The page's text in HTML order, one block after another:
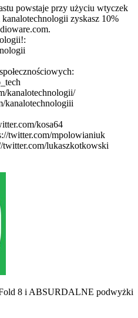
powstaje przy użyciu wtyczek
zyskasz 10%
kanalotechnologii/⁠⁠⁠⁠⁠⁠⁠⁠⁠⁠⁠⁠⁠⁠⁠⁠⁠⁠⁠⁠⁠⁠⁠⁠⁠⁠⁠⁠⁠⁠⁠⁠⁠⁠⁠⁠⁠⁠⁠⁠⁠⁠⁠⁠⁠⁠⁠⁠⁠⁠⁠⁠⁠⁠⁠⁠⁠⁠⁠⁠⁠⁠⁠⁠⁠⁠⁠⁠⁠⁠⁠⁠⁠⁠⁠⁠⁠⁠⁠⁠⁠⁠⁠⁠⁠⁠⁠⁠⁠⁠⁠⁠⁠⁠
kanalotechnologiii⁠⁠⁠⁠⁠⁠⁠⁠⁠⁠⁠⁠⁠⁠⁠⁠⁠⁠⁠⁠⁠⁠⁠⁠⁠⁠⁠⁠⁠⁠⁠⁠⁠⁠⁠⁠⁠⁠⁠⁠⁠⁠⁠⁠⁠⁠⁠⁠⁠⁠⁠⁠⁠⁠⁠⁠⁠⁠⁠⁠⁠⁠⁠⁠⁠⁠⁠⁠⁠⁠⁠⁠⁠⁠⁠⁠⁠⁠⁠⁠⁠⁠⁠⁠⁠⁠⁠⁠⁠⁠⁠⁠⁠⁠
kosa64⁠⁠⁠⁠⁠⁠⁠⁠⁠⁠⁠⁠⁠⁠⁠⁠⁠⁠⁠⁠⁠⁠⁠⁠⁠⁠⁠⁠⁠⁠⁠⁠⁠⁠⁠⁠⁠⁠⁠⁠⁠⁠⁠⁠⁠⁠⁠⁠⁠⁠⁠⁠⁠⁠⁠⁠⁠⁠⁠⁠⁠⁠⁠⁠⁠⁠⁠⁠⁠⁠⁠⁠⁠⁠⁠⁠⁠⁠⁠⁠⁠⁠⁠⁠⁠⁠⁠⁠⁠⁠⁠⁠⁠⁠
twitter.com/mpolowianiuk⁠⁠⁠⁠⁠⁠⁠⁠⁠⁠⁠⁠⁠⁠⁠⁠⁠⁠⁠⁠⁠⁠⁠⁠⁠⁠⁠⁠⁠⁠⁠⁠⁠⁠⁠⁠⁠⁠⁠⁠⁠⁠⁠⁠⁠⁠⁠⁠⁠⁠⁠⁠⁠⁠⁠⁠⁠⁠⁠⁠⁠⁠⁠⁠⁠⁠⁠⁠⁠⁠⁠⁠⁠⁠⁠⁠⁠⁠⁠⁠⁠⁠⁠⁠⁠⁠⁠⁠⁠⁠⁠⁠⁠⁠
lukaszkotkowski⁠⁠⁠⁠⁠⁠⁠⁠⁠⁠⁠⁠⁠⁠⁠⁠⁠⁠⁠⁠⁠⁠⁠⁠⁠⁠⁠⁠⁠⁠⁠⁠⁠⁠⁠⁠⁠⁠⁠⁠⁠⁠⁠⁠⁠⁠⁠⁠⁠⁠⁠⁠⁠⁠⁠⁠⁠⁠⁠⁠⁠⁠⁠⁠⁠⁠⁠⁠⁠⁠⁠⁠⁠⁠⁠⁠⁠⁠⁠⁠⁠⁠⁠⁠⁠⁠⁠⁠⁠⁠⁠⁠⁠⁠
8 i ABSURDALNE podwyżki